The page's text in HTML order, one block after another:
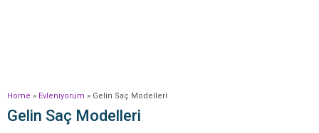
Home » Evleniyorum » Gelin Saç Modelleri
Gelin Saç Modelleri